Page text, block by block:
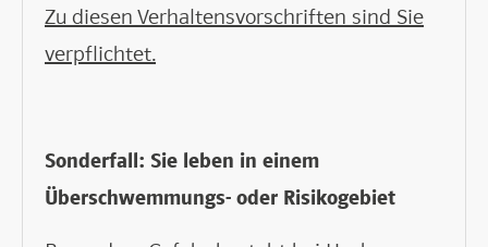
Zu diesen Verhaltensvorschriften sind Sie
verpflichtet.
Sonderfall: Sie leben in einem
Überschwemmungs- oder Risikogebiet